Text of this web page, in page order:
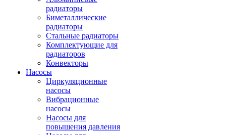
радиаторы
Биметаллические
радиаторы
Стальные радиаторы
Комплектующие для
радиаторов
Конвекторы
Насосы
Циркуляционные
насосы
Вибрационные
насосы
Насосы для
повышения давления